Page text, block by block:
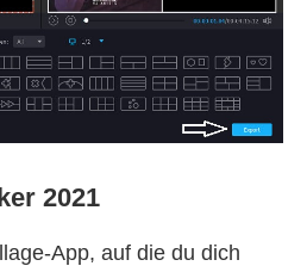
2021
auf die du dich